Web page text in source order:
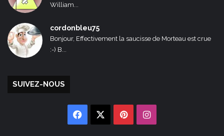
William...
cordonbleu75
Bonjour, Effectivement la saucisse de Morteau est crue
:-) B...
SUIVEZ-NOUS
Facebook PinterestInstagram